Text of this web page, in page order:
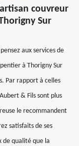
couvreur
Sur
aux services de
à Thorigny Sur
Par rapport à celles
& Fils sont plus
le recommandent
satisfaits de ses
de qualité que la